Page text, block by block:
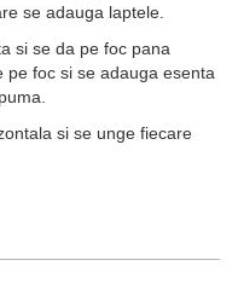
se adauga laptele.
si se da pe foc pana
pe foc si se adauga esenta
si se unge fiecare